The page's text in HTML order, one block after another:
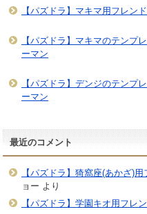
【パズドラ】マキマ用フレン
【パズドラ】マキマのテンプ
ーマン
【パズドラ】デンジのテンプ
ーマン
最近のコメント
【パズドラ】猗窩座(あかざ)
ョー より
【パズドラ】学園キオ用フレ